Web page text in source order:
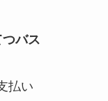
バス
払い